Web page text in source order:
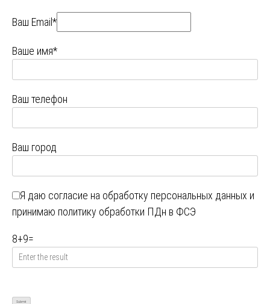
Ваш Email*
Ваше имя*
Ваш телефон
Ваш город
Я даю согласие на обработку персональных данных и
принимаю политику обработки ПДн в ФСЭ
8+9=